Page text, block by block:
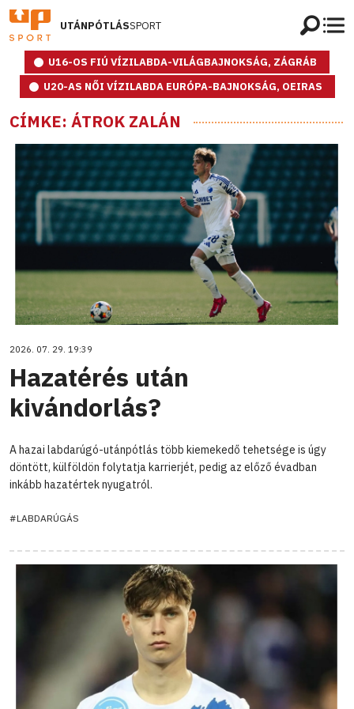
UTÁNPÓTLÁSSPORT
U16-OS FIÚ VÍZILABDA-VILÁGBAJNOKSÁG, ZÁGRÁB
U20-AS NŐI VÍZILABDA EURÓPA-BAJNOKSÁG, OEIRAS
CÍMKE: ÁTROK ZALÁN
2026. 07. 29. 19:39
Hazatérés után
kivándorlás?
A hazai labdarúgó-utánpótlás több kiemekedő tehetsége is úgy
döntött, külföldön folytatja karrierjét, pedig az előző évadban
inkább hazatértek nyugatról.
#LABDARÚGÁS